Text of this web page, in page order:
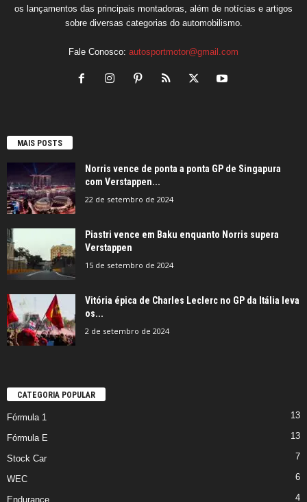
os lançamentos das principais montadoras, além de notícias e artigos
sobre diversas categorias do automobilismo.
Fale Conosco: autosportmotor@gmail.com
MAIS POSTS
Norris vence de ponta a ponta GP de Singapura
com Verstappen...
22 de setembro de 2024
Piastri vence em Baku enquanto Norris supera
Verstappen
15 de setembro de 2024
Vitória épica de Charles Leclerc no GP da Itália leva
os...
2 de setembro de 2024
CATEGORIA POPULAR
Fórmula 1 13
Fórmula E 13
Stock Car 7
WEC 6
Endurance 4